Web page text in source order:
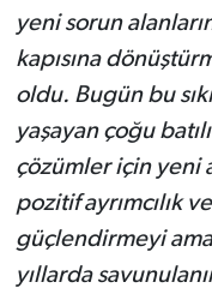
yeni sorun
kapısına
oldu. Bugün bu
yaşayan çoğu
çözümler için yeni
pozitif ayrımcılık
güçlendirmeyi
yıllarda